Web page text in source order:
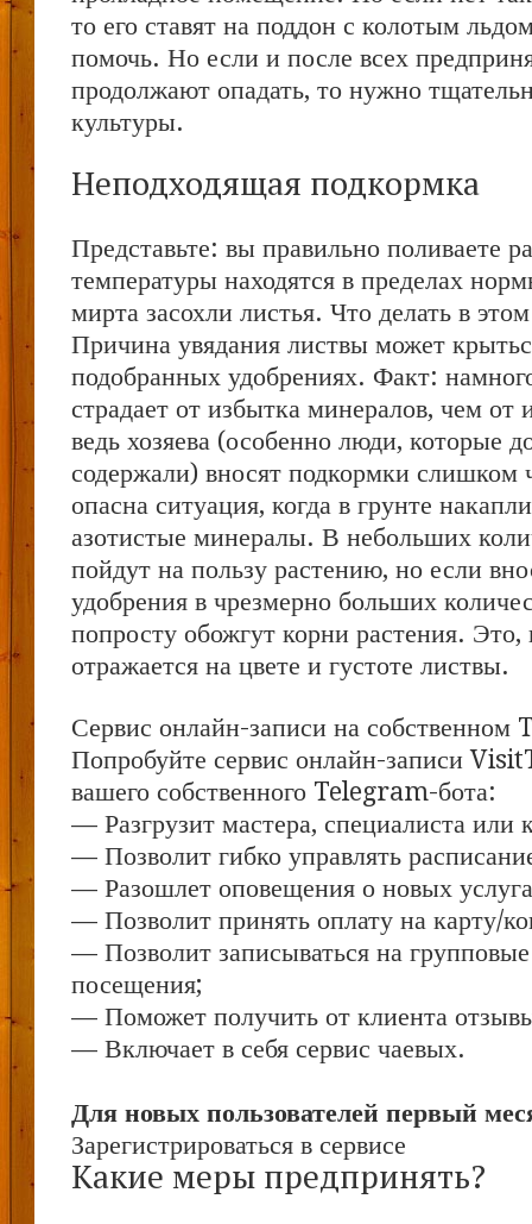
то его ставят на поддон с колотым
помочь. Но если и после всех
продолжают опадать, то нужно
культуры.
Неподходящая подкормка
Представьте: вы правильно поливаете
температуры находятся в пределах
мирта засохли листья. Что делать в
Причина увядания листвы может
подобранных удобрениях. Факт:
страдает от избытка минералов, чем от
ведь хозяева (особенно люди, которые
содержали) вносят подкормки слишком
опасна ситуация, когда в грунте
азотистые минералы. В небольших
пойдут на пользу растению, но если
удобрения в чрезмерно больших
попросту обожгут корни растения. Это,
отражается на цвете и густоте листвы.
Сервис онлайн-записи на собственном
Попробуйте сервис онлайн-записи
вашего собственного Telegram-бота:
— Разгрузит мастера, специалиста или
— Позволит гибко управлять
— Разошлет оповещения о новых
— Позволит принять оплату на карту/
— Позволит записываться на
посещения;
— Поможет получить от клиента
— Включает в себя сервис чаевых.
Для новых пользователей первый
Зарегистрироваться в сервисе
Какие меры предпринять?